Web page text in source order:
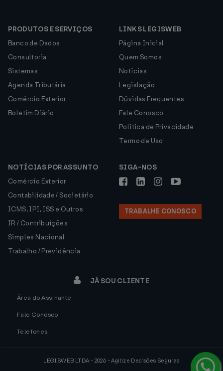
PRODUTOS E SERVIÇOS
Banco de Dados
Consultoria
Sistemas
Agenda Tributária
Comércio Exterior
Boletim Diário
LINKS LEGISWEB
Página Inicial
Quem Somos
Notícias
Legislação
Dúvidas Frequentes
Fale Conosco
Política de Privacidade
Termo de Uso
NOTÍCIAS POR ASSUNTO
Comércio Exterior
Contabilidade / Societário
ICMS, IPI, ISS e Outros
IR / Contribuições
Simples Nacional
Trabalho / Previdência
SIGA-NOS
TRABALHE CONOSCO
JÁ SOU CLIENTE
Área do Assinante
Fale Conosco
Telefones
LEGISWEB LTDA - 2026 - Agilize Decisões Seguras